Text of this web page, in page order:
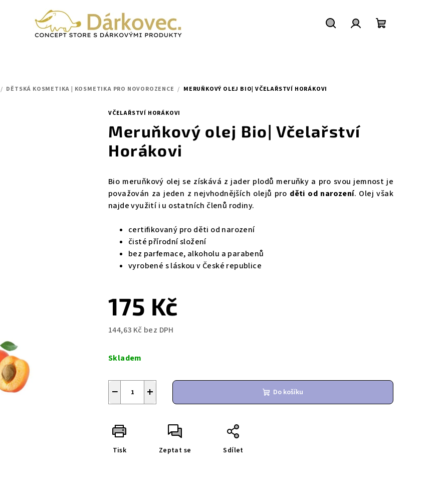
/ DĚTSKÁ KOSMETIKA | KOSMETIKA PRO NOVOROZENCE / MERUŇKOVÝ OLEJ BIO| VČELAŘSTVÍ HORÁKOVI
VČELAŘSTVÍ HORÁKOVI
Meruňkový olej Bio| Včelařství
Horákovi
Bio meruňkový olej se získává z jader plodů meruňky a pro svou jemnost je
považován za jeden z nejvhodnějších olejů pro děti od narození. Olej však
najde využití i u ostatních členů rodiny.
certifikovaný pro děti od narození
čisté přírodní složení
bez parfemace, alkoholu a parabenů
vyrobené s láskou v České republice
175 Kč
144,63 Kč bez DPH
cena:
Skladem
+
− Do košíku
Tisk Zeptat se Sdílet